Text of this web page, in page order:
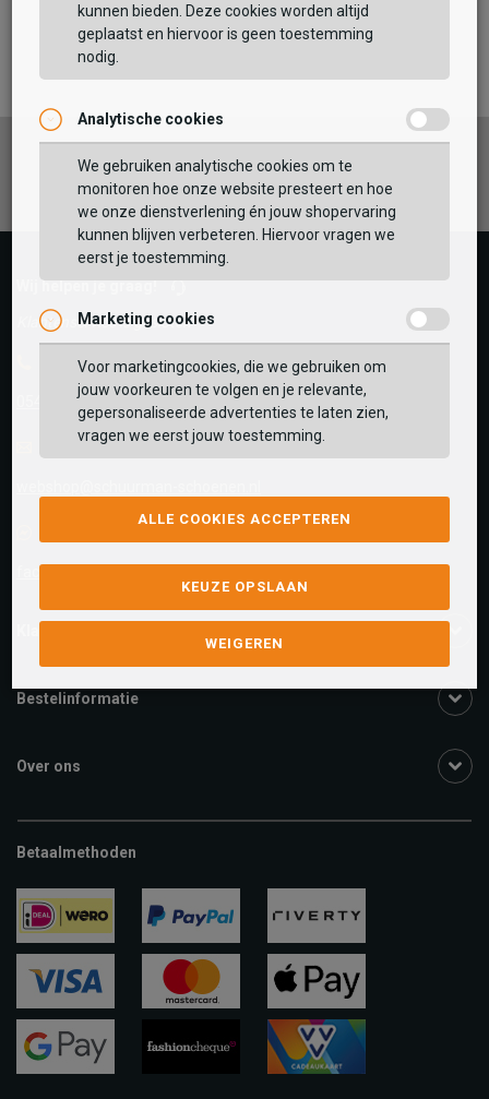
TOEVOEGEN AAN WINKELTAS
GEBRUIK MIJN LOCATIE
Zoek op postcode of gebruik jouw locatie om de
voorraad in een van onze winkels te bekijken.
BEKIJK WINKELTAS
VERDER WINKELEN
Vaak samen gekocht met
Facebook InstagramPinterest
Wij helpen je graag!
Klantenservice is gesloten
Telefoon
0545-280081
E-mail Antwoord binnen 24 uur
facebook.com/SchuurmanSchoenen
Bestelinformatie
Over ons
Betaalmethoden
ideal paypal riverty
visa
apple-
pay
kunnen bieden. Deze cookies worden altijd
geplaatst en hiervoor is geen toestemming
nodig.
Analytische cookies
We gebruiken analytische cookies om te
monitoren hoe onze website presteert en hoe
we onze dienstverlening én jouw shopervaring
kunnen blijven verbeteren. Hiervoor vragen we
eerst je toestemming.
Marketing cookies
Voor marketingcookies, die we gebruiken om
jouw voorkeuren te volgen en je relevante,
gepersonaliseerde advertenties te laten zien,
vragen we eerst jouw toestemming.
ALLE COOKIES ACCEPTEREN
KEUZE OPSLAAN
WEIGEREN